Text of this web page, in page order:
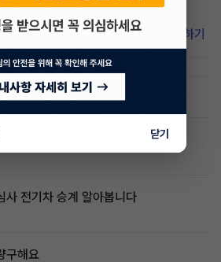
. 이어카 앱에서 확인하세요. 앱 설치하기
증 만21세 전기차 승계,2운전자
사 전기차 승계 알아봅니다
구해요
닫기